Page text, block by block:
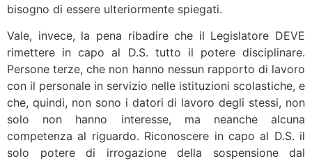
bisogno di essere ulteriormente spiegati.
Vale, invece, la pena ribadire che il Legislatore DEVE
rimettere in capo al D.S. tutto il potere disciplinare.
Persone terze, che non hanno nessun rapporto di lavoro
con il personale in servizio nelle istituzioni scolastiche, e
che, quindi, non sono i datori di lavoro degli stessi, non
solo non hanno interesse, ma neanche alcuna
competenza al riguardo. Riconoscere in capo al D.S. il
solo potere di irrogazione della sospensione dal